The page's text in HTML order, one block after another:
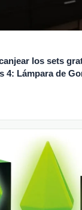
los sets
4: Lámpara de